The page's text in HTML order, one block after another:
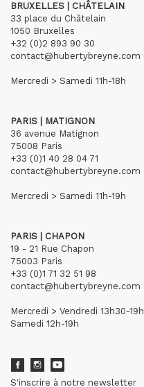
BRUXELLES | CHÂTELAIN
33 place du Châtelain
1050 Bruxelles
+32 (0)2 893 90 30
contact@hubertybreyne.com
Mercredi > Samedi 11h-18h
PARIS | MATIGNON
36 avenue Matignon
75008 Paris
+33 (0)1 40 28 04 71
contact@hubertybreyne.com
Mercredi > Samedi 11h-19h
PARIS | CHAPON
19 - 21 Rue Chapon
75003 Paris
+33 (0)1 71 32 51 98
contact@hubertybreyne.com
Mercredi > Vendredi 13h30-19h
Samedi 12h-19h
S'inscrire à notre newsletter